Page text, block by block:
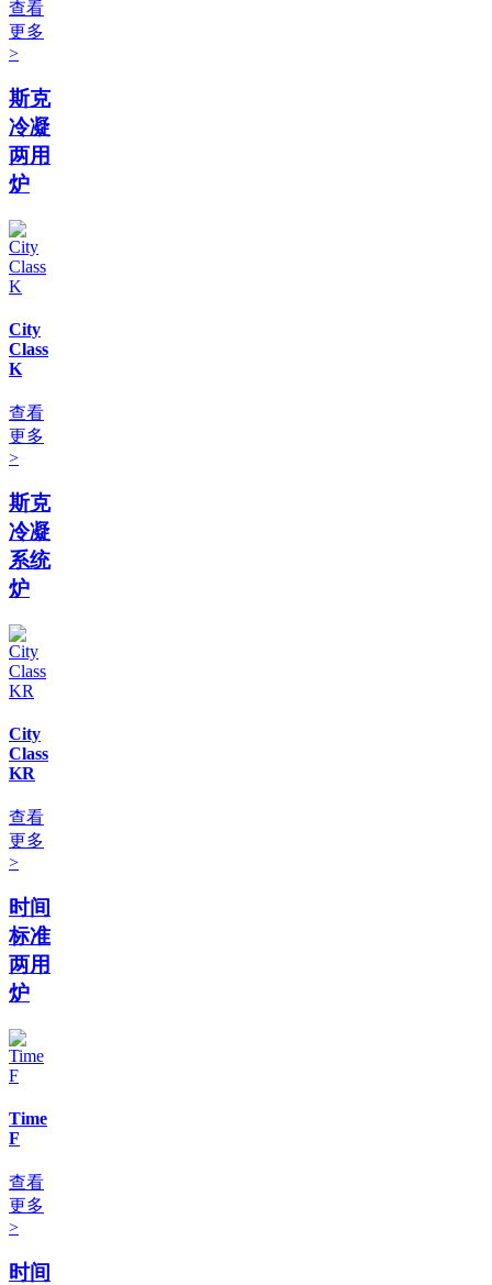
查看
更多
>
斯克
冷凝
两用
炉
City
Class
K
查看
更多
>
斯克
冷凝
系统
炉
City
Class
KR
查看
更多
>
时间
标准
两用
炉
Time
F
查看
更多
>
时间